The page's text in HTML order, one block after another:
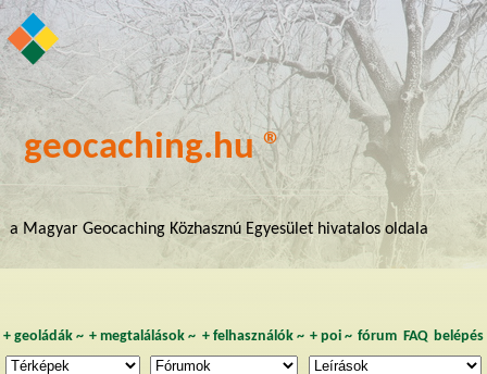
geocaching.hu ®
a Magyar Geocaching Közhasznú Egyesület hivatalos oldala
+ geoládák~ +megtalálások ~ + felhasználók~ + poi~ fórum FAQ belépés